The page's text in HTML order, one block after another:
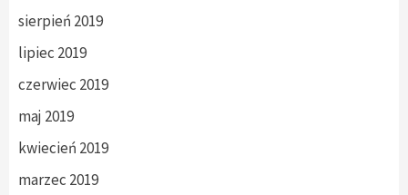
sierpień 2019
lipiec 2019
czerwiec 2019
maj 2019
kwiecień 2019
marzec 2019